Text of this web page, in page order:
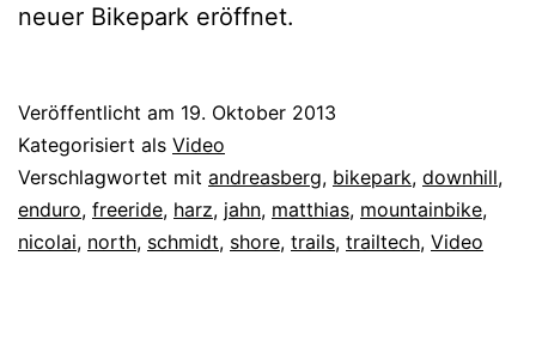
neuer Bikepark eröffnet.
Veröffentlicht am 19. Oktober 2013
Kategorisiert als Video
Verschlagwortet mit andreasberg, bikepark, downhill,
enduro, freeride, harz, jahn, matthias, mountainbike,
nicolai, north, schmidt, shore, trails, trailtech, Video